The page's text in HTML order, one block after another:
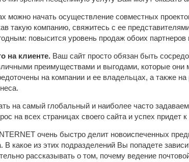
можно начать осуществление совместных
такую компанию, свяжитесь с ее
повысится уровень продаж обоих партнеров
на клиенте. Ваш сайт просто обязан быть
преимуществами и выгодами, которые они
на компании и ее владельцах, а также
на самый глобальный и наиболее часто
на всех страницах своего сайта и успех придет
очень быстро делит новоиспеченных
В какое из этих подразделений Вы попадете
рассказывать о том, почему ведение